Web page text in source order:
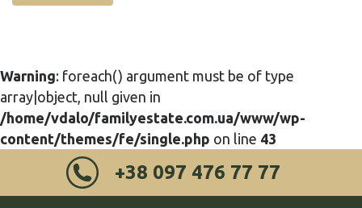
Warning: foreach() argument must be of type
array|object, null given in
/home/vdalo/familyestate.com.ua/www/wp-
content/themes/fe/single.php on line 43
+38 097 476 77 77